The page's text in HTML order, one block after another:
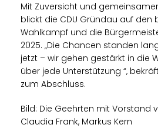
Mit Zuversicht und
blickt die CDU Gründau auf den
Wahlkampf und die
2025. „Die Chancen standen
jetzt – wir gehen gestärkt in die
über jede Unterstützung “,
zum Abschluss.
Bild: Die Geehrten mit Vorstand
Claudia Frank, Markus Kern